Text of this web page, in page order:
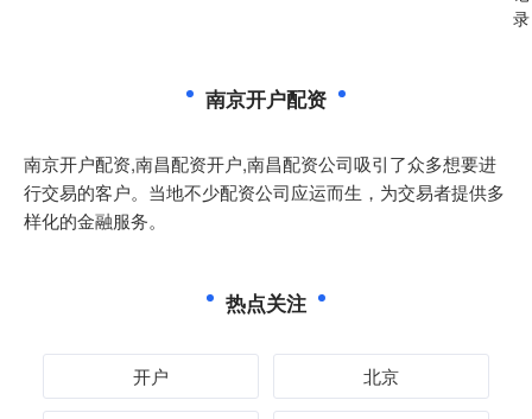
录
南京开户配资
南京开户配资,南昌配资开户,南昌配资公司吸引了众多想要进
行交易的客户。当地不少配资公司应运而生，为交易者提供多
样化的金融服务。
热点关注
开户 北京